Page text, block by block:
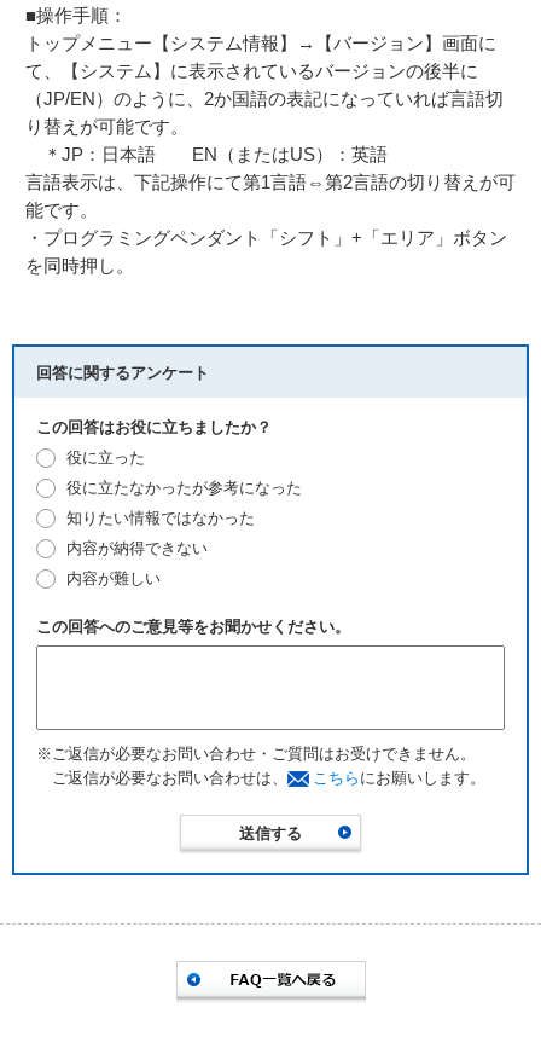
■操作手順：
トップメニュー【システム情報】→【バージョン】画面に
て、【システム】に表示されているバージョンの後半に
（JP/EN）のように、2か国語の表記になっていれば言語切
り替えが可能です。
＊JP：日本語 EN（またはUS）：英語
言語表示は、下記操作にて第1言語⇔第2言語の切り替えが可
能です。
・プログラミングペンダント「シフト」+「エリア」ボタン
を同時押し。
回答に関するアンケート
この回答はお役に立ちましたか？
役に立った
役に立たなかったが参考になった
知りたい情報ではなかった
内容が納得できない
内容が難しい
この回答へのご意見等をお聞かせください。
※ご返信が必要なお問い合わせ・ご質問はお受けできません。
ご返信が必要なお問い合わせは、
こちら にお願いします。